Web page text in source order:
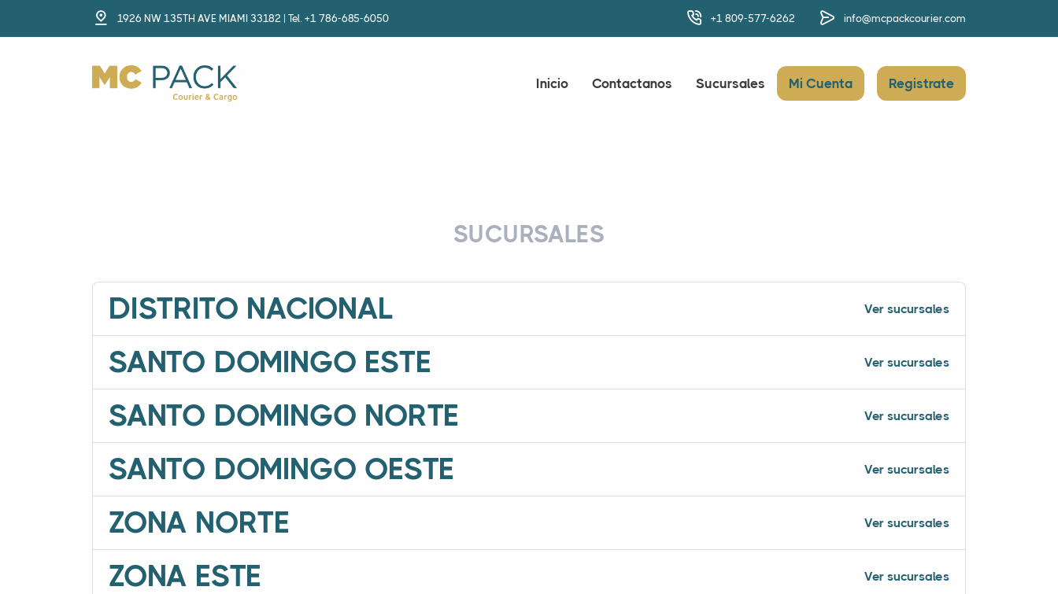
1926 NW 135TH AVE MIAMI 33182 | Tel. +1 786-685-6050 +1 809-577-6262 info@mcpackcourier.com
Inicio Contactanos Sucursales Mi Cuenta Registrate
SUCURSALES
DISTRITO NACIONAL Ver sucursales
SANTO DOMINGO ESTE Ver sucursales
SANTO DOMINGO NORTE Ver sucursales
SANTO DOMINGO OESTE Ver sucursales
ZONA NORTE Ver sucursales
ZONA ESTE Ver sucursales